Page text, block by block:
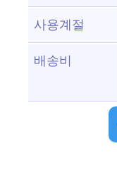
사용계절
배송비